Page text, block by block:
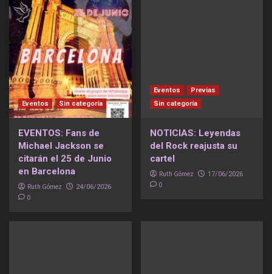
Eventos Sin categoría
EVENTOS: Fans de
Michael Jackson se
citarán el 25 de Junio
en Barcelona
Ruth Gómez 24/06/2026
0
Eventos
Previas
Sin categoría
NOTICIAS: Leyendas
del Rock reajusta su
cartel
Ruth Gómez 17/06/2026
0